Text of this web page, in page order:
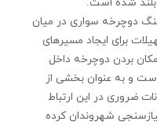
دوچرخه سواری در میان
برای ایجاد مسیرهای
بردن دوچرخه داخل
و به عنوان بخشی از
ضروری در این ارتباط
شهروندان کرده